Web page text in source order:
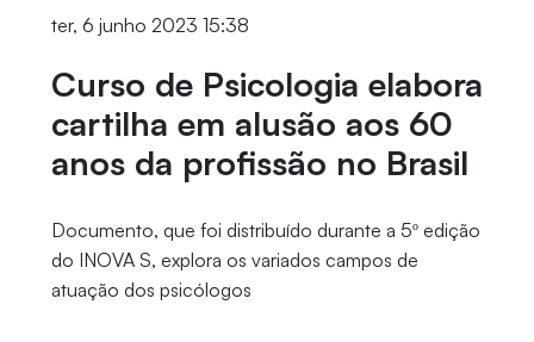
ter, 6 junho 2023 15:38
Curso de Psicologia elabora
cartilha em alusão aos 60
anos da profissão no Brasil
Documento, que foi distribuído durante a 5º edição
do INOVA S, explora os variados campos de
atuação dos psicólogos